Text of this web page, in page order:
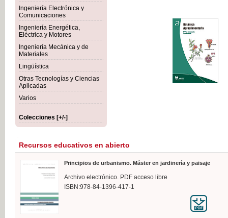
Ingeniería Electrónica y
Comunicaciones
Ingeniería Energética,
Eléctrica y Motores
Ingeniería Mecánica y de
Materiales
Lingüística
Otras Tecnologías y Ciencias
Aplicadas
Varios
Colecciones [+/-]
IVA
Recursos educativos en abierto
Principios de urbanismo. Máster en jardinería y paisaje
Archivo electrónico. PDF acceso libre
ISBN:978-84-1396-417-1